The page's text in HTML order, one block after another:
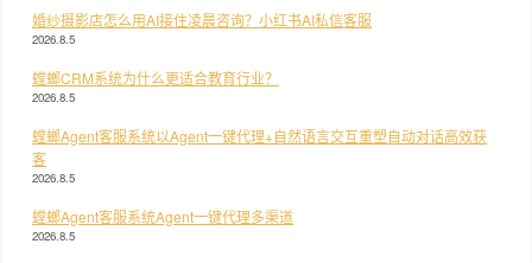
婚纱摄影店怎么用AI接住凌晨咨询？小红书AI私信客服
2026.8.5
螳螂CRM系统为什么更适合教育行业？
2026.8.5
螳螂Agent客服系统以Agent一键代理+自然语言交互重塑自动对话高效获
客
2026.8.5
螳螂Agent客服系统Agent一键代理多渠道
2026.8.5